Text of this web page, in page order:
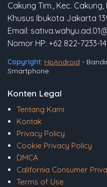
Cakung Tim., Kec.
Khusus Ibukota Jakarta
Email:
Nomor HP: +62 822-7233-
Copyright: HpAndroid -
Smartphone
Konten Legal
Tentang Kami
Kontak
Privacy Policy
Cookie Privacy Policy
DMCA
California Consumer
Terms of Use